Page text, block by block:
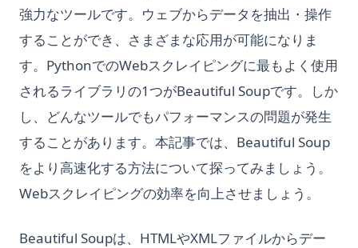
強力なツールです。ウェブからデータを抽出・操作
することができ、さまざまな応用が可能になりま
す。PythonでのWebスクレイピングに最もよく使用
されるライブラリの1つがBeautiful Soupです。しか
し、どんなツールでもパフォーマンスの問題が発生
することがあります。本記事では、Beautiful Soup
をより高速化する方法について探ってみましょう。
Webスクレイピングの効率を向上させましょう。
Beautiful Soupは、HTMLやXMLファイルからデー